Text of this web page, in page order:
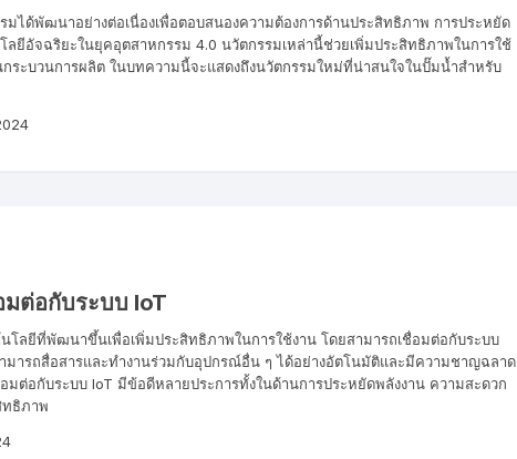
ได้พัฒนาอย่างต่อเนื่องเพื่อตอบสนองความต้องการด้านประสิทธิภาพ การประหยัด
ลยีอัจฉริยะในยุคอุตสาหกรรม 4.0 นวัตกรรมเหล่านี้ช่วยเพิ่มประสิทธิภาพในการใช้
ระบวนการผลิต ในบทความนี้จะแสดงถึงนวัตกรรมใหม่ที่น่าสนใจในปั๊มน้ำสำหรับ
ต่อกับระบบ IoT
โลยีที่พัฒนาขึ้นเพื่อเพิ่มประสิทธิภาพในการใช้งาน โดยสามารถเชื่อมต่อกับระบบ
ารถสื่อสารและทำงานร่วมกับอุปกรณ์อื่น ๆ ได้อย่างอัตโนมัติและมีความชาญฉลาด
ต่อกับระบบ IoT มีข้อดีหลายประการทั้งในด้านการประหยัดพลังงาน ความสะดวก
ทธิภาพ